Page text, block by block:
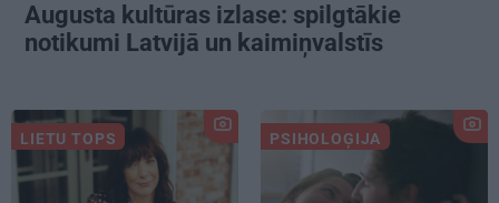
Augusta kultūras izlase: spilgtākie
notikumi Latvijā un kaimiņvalstīs
LIETU TOPS PSIHOLOĢIJA